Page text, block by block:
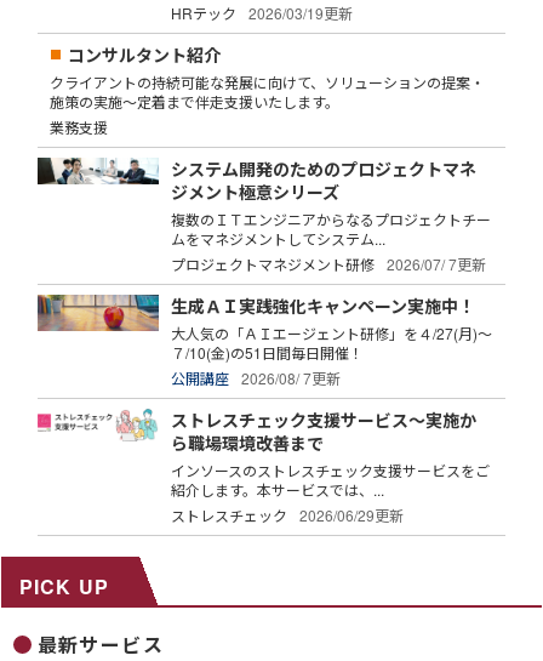
HRテック
2026/03/19更新
コンサルタント紹介
クライアントの持続可能な発展に向けて、ソリューションの提案・
施策の実施～定着まで伴走支援いたします。
業務支援
システム開発のためのプロジェクトマネ
ジメント極意シリーズ
複数のＩＴエンジニアからなるプロジェクトチー
ムをマネジメントしてシステム...
プロジェクトマネジメント研修
2026/07/ 7更新
生成ＡＩ実践強化キャンペーン実施中！
大人気の「ＡＩエージェント研修」を４/27(月)～
７/10(金)の51日間毎日開催！
公開講座
2026/08/ 7更新
ストレスチェック支援サービス～実施か
ら職場環境改善まで
インソースのストレスチェック支援サービスをご
紹介します。本サービスでは、...
ストレスチェック
2026/06/29更新
PICK UP
最新サービス